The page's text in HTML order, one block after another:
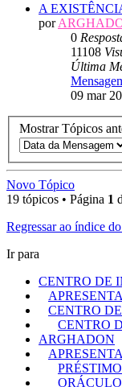
A
por
0
11108
Última
09 mar
Mostrar Tópicos
Novo Tópico
19 tópicos • Página 1
Regressar ao índice
Ir para
CENTRO DE
CENTRO
CENTRO
ARGHADON